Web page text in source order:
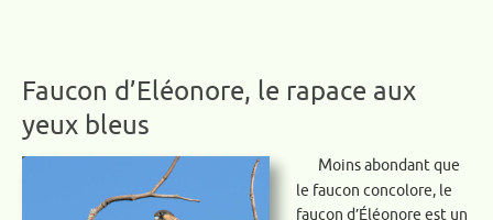
Faucon d’Eléonore, le rapace aux
yeux bleus
Moins abondant que
le faucon concolore, le
faucon d’Éléonore est un